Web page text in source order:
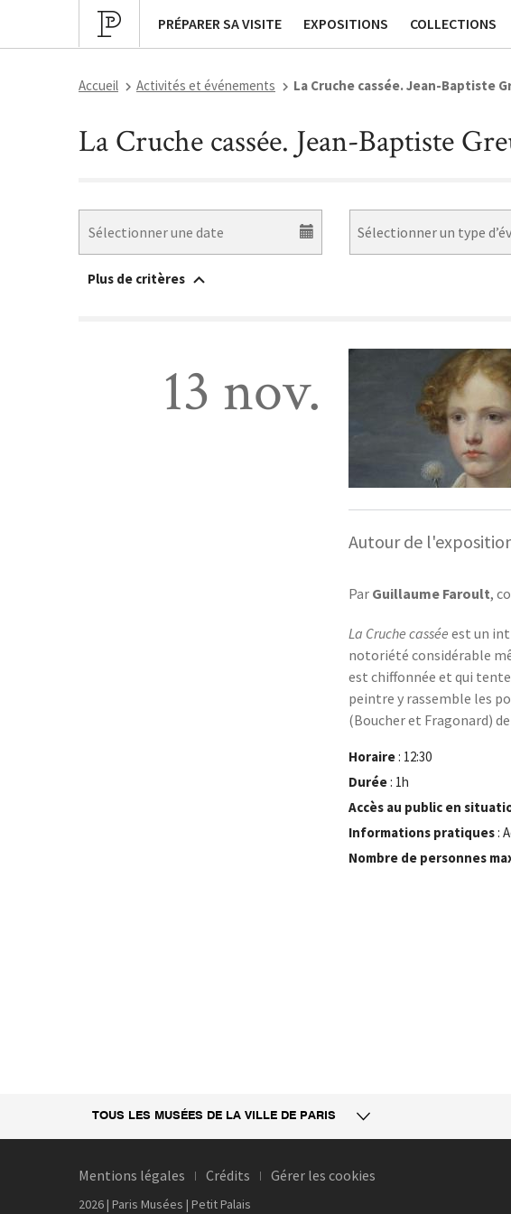
PRÉPARER SA VISITE
Programmation culturelleEXPOSITIONS
Expositions passéesCOLLECTIONS
Publications
Accueil Activités et événements La Cruche cassée. Jean-Baptiste
La Cruche cassée. Jean-Baptiste
Plus de critères
13 nov.
Autour de
Par Guillaume Faroult,
La Cruche casséeest un
notoriété considérable
est chiffonnée et qui
peintre y rassemble les
(Boucher et Fragonard)
Horaire : 12:30
Durée : 1h
Accès au public en
Informations pratiques :
Nombre de personnes
TOUS LES MUSÉES DE LA VILLE DE PARIS
Mentions légales Crédits Gérer les cookies
2026 | Paris Musées | Petit Palais